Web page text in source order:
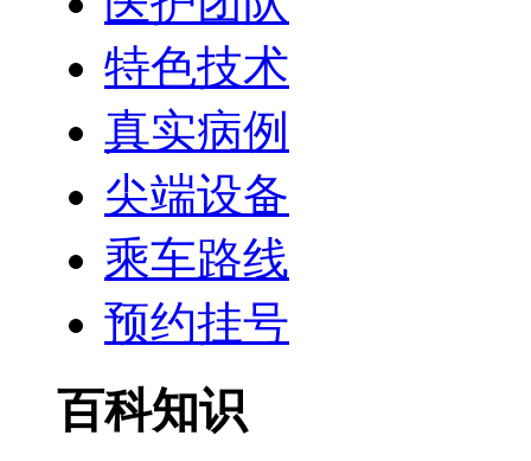
特色技术
真实病例
尖端设备
乘车路线
预约挂号
百科知识